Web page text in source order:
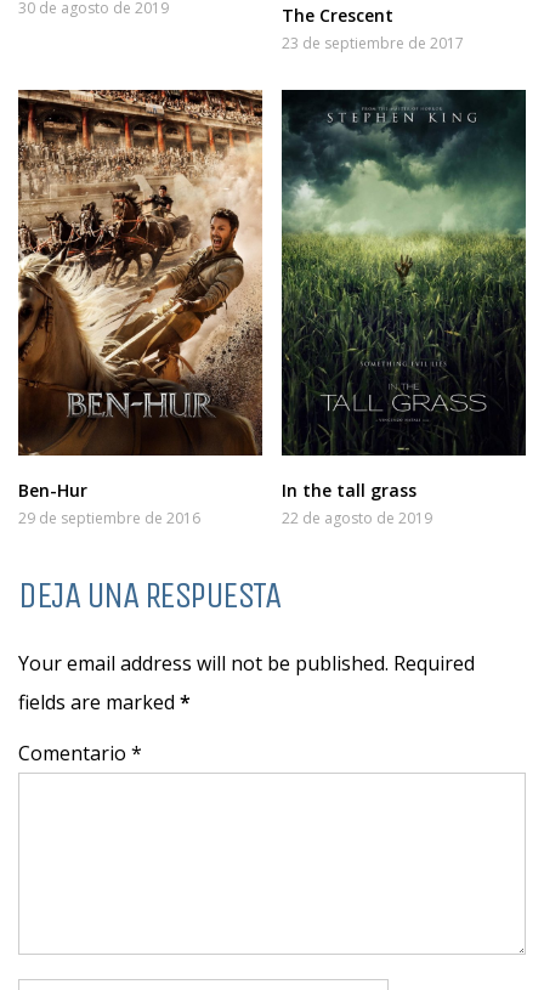
30 de agosto de 2019 The Crescent
23 de septiembre de 2017
Ben-Hur
29 de septiembre de 2016
In the tall grass
22 de agosto de 2019
DEJA UNA RESPUESTA
Your email address will not be published. Required
fields are marked *
Comentario *